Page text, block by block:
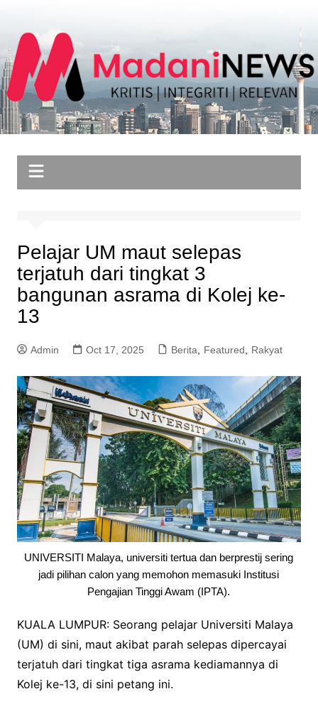
content
Pelajar UM maut selepas
terjatuh dari tingkat 3
bangunan asrama di Kolej ke-
13
Admin Oct 17, 2025 Berita, Featured, Rakyat
UNIVERSITI Malaya, universiti tertua dan berprestij sering
jadi pilihan calon yang memohon memasuki Institusi
Pengajian Tinggi Awam (IPTA).
KUALA LUMPUR: Seorang pelajar Universiti Malaya
(UM) di sini, maut akibat parah selepas dipercayai
terjatuh dari tingkat tiga asrama kediamannya di
Kolej ke-13, di sini petang ini.